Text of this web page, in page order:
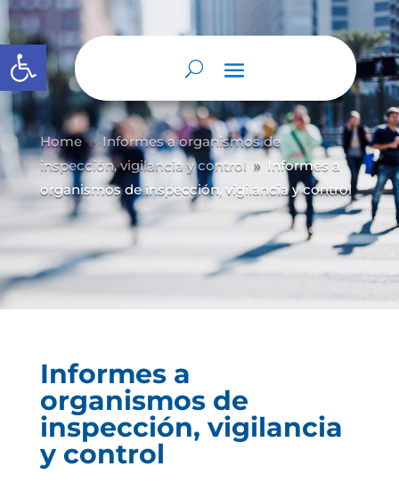
Abrir barra de herramientas
Home 9 Informes a organismos de
inspección, vigilancia y control 9
Informes a
organismos de inspección, vigilancia y control
Informes a
organismos de
inspección, vigilancia
y control